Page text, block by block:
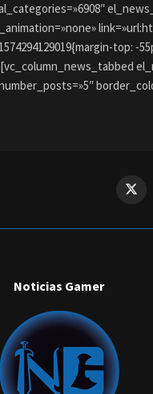
top:
Noticias Gamer